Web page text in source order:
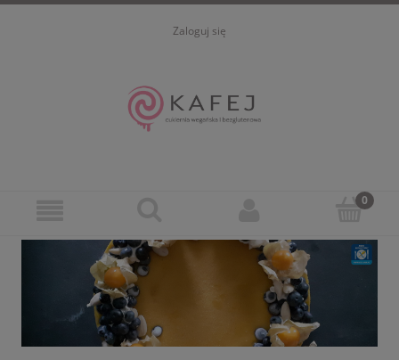
Zaloguj się